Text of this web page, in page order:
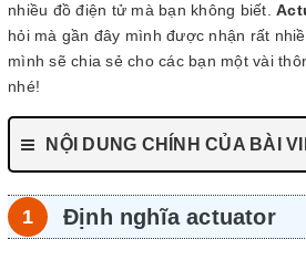
nhiều đồ điện tử mà bạn không biết.
hỏi mà gần đây mình được nhận rất
mình sẽ chia sẻ cho các bạn một vài
nhé!
NỘI DUNG CHÍNH CỦA BÀI
Định nghĩa actuator